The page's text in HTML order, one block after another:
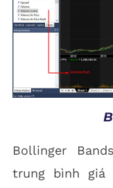
Bollinger
trung bình